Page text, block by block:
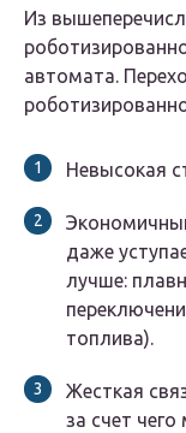
Из
автомата.
Невысокая
даже
лучше:
топлива).
Жесткая
за счет